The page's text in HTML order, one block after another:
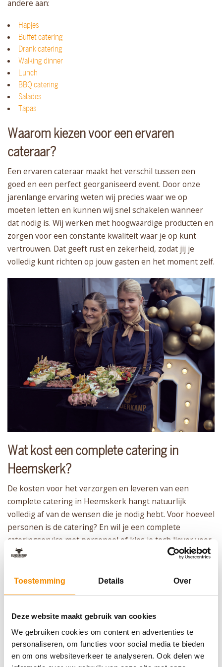
Toestemming Details Over
Deze website maakt gebruik van cookies
We gebruiken cookies om content en advertenties te
personaliseren, om functies voor social media te bieden
en om ons websiteverkeer te analyseren. Ook delen we
andere aan:
Hapjes
Buffet catering
Drank catering
Walking dinner
Lunch
BBQ catering
Salades
Tapas
Waarom kiezen voor een ervaren
cateraar?
Een ervaren cateraar maakt het verschil tussen een
goed en een perfect georganiseerd event. Door onze
jarenlange ervaring weten wij precies waar we op
moeten letten en kunnen wij snel schakelen wanneer
dat nodig is. Wij werken met hoogwaardige producten en
zorgen voor een constante kwaliteit waar je op kunt
vertrouwen. Dat geeft rust en zekerheid, zodat jij je
volledig kunt richten op jouw gasten en het moment zelf.
Wat kost een complete catering in
Heemskerk?
De kosten voor het verzorgen en leveren van een
complete catering in Heemskerk hangt natuurlijk
volledig af van de wensen die je nodig hebt. Voor hoeveel
personen is de catering? En wil je een complete
cateringservice met personeel of kies je toch liever voor
het alleen laten leveren en verzorgen van eten en
drinken op locatie? Het is allemaal mogelijk bij
Runderkamp. Je kunt bij ons vrijblijvend een offerte
nog met plannen!
Catering Heemskerk laten verzorgen?
Wil je de catering in Heemskerk laten verzorgen door